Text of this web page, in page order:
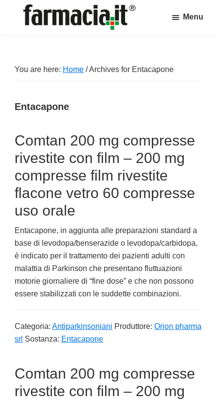
sul
farmacia
Menu
You are here: Home /Archives for Entacapone
Entacapone
Comtan 200 mg compresse
rivestite con film – 200 mg
compresse film rivestite
flacone vetro 60 compresse
uso orale
Entacapone, in aggiunta alle preparazioni standard a
base di levodopa/benserazide o levodopa/carbidopa,
è indicato per il trattamento dei pazienti adulti con
malattia di Parkinson che presentano fluttuazioni
motorie giornaliere di “fine dose” e che non possono
essere stabilizzati con le suddette combinazioni.
Categoria: Antiparkinsoniani Produttore: Orion pharma
srl Sostanza: Entacapone
Comtan 200 mg compresse
rivestite con film – 200 mg